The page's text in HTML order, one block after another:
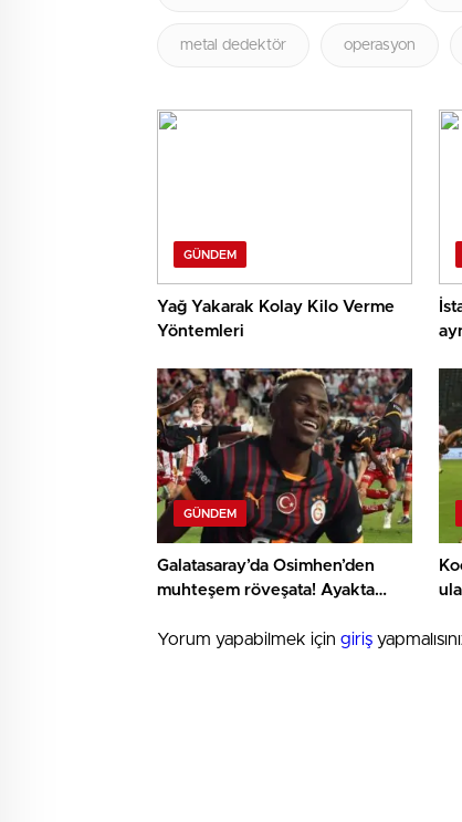
metal dedektör operasyon
GÜNDEM
Yağ Yakarak Kolay Kilo Verme
Yöntemleri
GÜNDEM
Galatasaray’da Osimhen’den
muhteşem röveşata! Ayakta
Yorum yapabilmek için giriş